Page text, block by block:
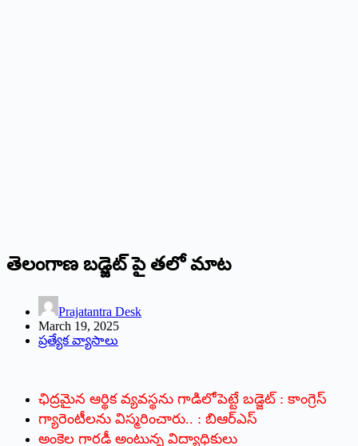
తెలంగాణ బడ్జెట్ పై తలో మాట
Prajatantra Desk
March 19, 2025
ప్రత్యేక వ్యాసాలు
ఛిద్రమైన ఆర్థిక వ్యవస్థను గాడిలోపెట్టే బడ్జెట్‌ : కాంగ్రెస్‌
గ్యారెంటీలను విస్మరించారు.. : బిఆర్‌ఎస్‌
అంకెల గారడీ అంటున్న విద్యాధికులు